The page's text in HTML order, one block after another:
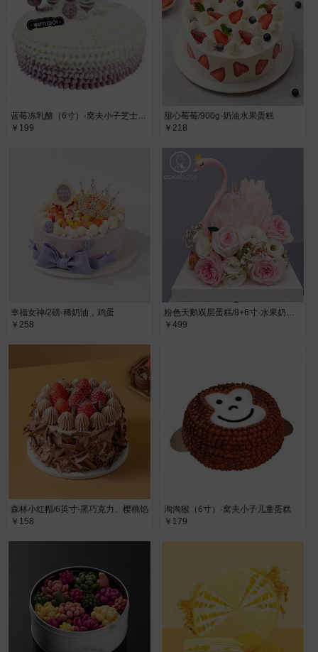
蓝莓冻乳酪（6寸）·窝夫小子芝士乳酪蛋糕
￥199
甜心莓莓/900g·奶油水果蛋糕
￥218
幸福女神/2磅·稀奶油，鸡蛋
￥258
粉色天鹅双层蛋糕/8+6寸·水果奶油蛋糕
￥499
森林小红帽/6英寸·黑巧克力、樱桃馅
￥158
淘淘猴（6寸）·窝夫小子儿童蛋糕
￥179